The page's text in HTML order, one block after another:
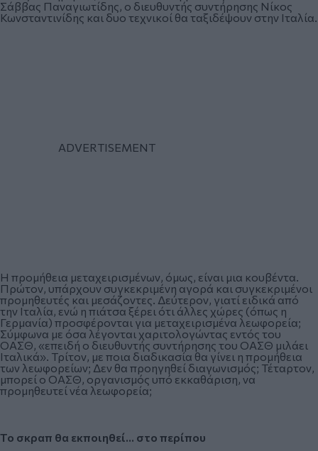
Σάββας Παναγιωτίδης, ο διευθυντής συντήρησης Νίκος
Κωνσταντινίδης και δυο τεχνικοί θα ταξιδέψουν στην Ιταλία.
Η προμήθεια μεταχειρισμένων, όμως, είναι μια κουβέντα.
Πρώτον, υπάρχουν συγκεκριμένη αγορά και συγκεκριμένοι
προμηθευτές και μεσάζοντες. Δεύτερον, γιατί ειδικά από
την Ιταλία, ενώ η πιάτσα ξέρει ότι άλλες χώρες (όπως η
Γερμανία) προσφέρονται για μεταχειρισμένα λεωφορεία;
Σύμφωνα με όσα λέγονται χαριτολογώντας εντός του
ΟΑΣΘ, «επειδή ο διευθυντής συντήρησης του ΟΑΣΘ μιλάει
Ιταλικά». Τρίτον, με ποια διαδικασία θα γίνει η προμήθεια
των λεωφορείων; Δεν θα προηγηθεί διαγωνισμός; Τέταρτον,
μπορεί ο ΟΑΣΘ, οργανισμός υπό εκκαθάριση, να
προμηθευτεί νέα λεωφορεία;
Το σκραπ θα εκποιηθεί… στο περίπου